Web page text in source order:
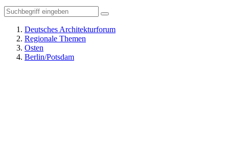
Deutsches Architekturforum
Regionale Themen
Osten
Berlin/Potsdam